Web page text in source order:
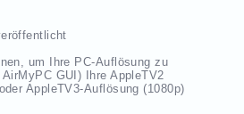
um Ihre PC-Auflösung zu
GUI) Ihre AppleTV2
AppleTV3-Auflösung (1080p)